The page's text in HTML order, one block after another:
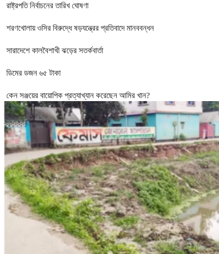
রাষ্ট্রপতি নির্বাচনের তারিখ ঘোষণা
শরণখোলায় ওসির বিরুদ্ধে ষড়যন্ত্রের প্রতিবাদে মানববন্ধন
সারাদেশে কালবৈশাখী ঝড়ের সতর্কবার্তা
ডিমের ডজন ৬৫ টাকা
কেন সঞ্জয়ের বায়োপিক প্রত্যাখ্যান করেছেন আমির খান?